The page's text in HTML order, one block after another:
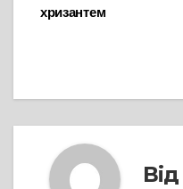
хризантем
Від